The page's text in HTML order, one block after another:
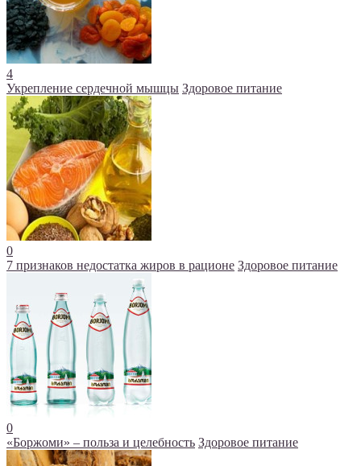
4
Укрепление сердечной мышцы Здоровое питание
0
7 признаков недостатка жиров в рационе Здоровое питание
0
«Боржоми» – польза и целебность Здоровое питание